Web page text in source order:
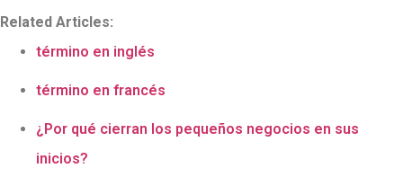
Related Articles:
término en inglés
término en francés
¿Por qué cierran los pequeños negocios en sus
inicios?